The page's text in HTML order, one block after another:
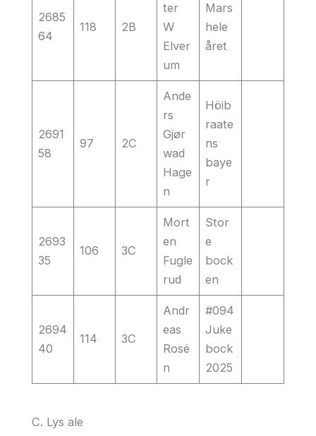
2685
64
118 2B
ter
W
Elver
um
Mars
hele
året
2691
58
97 2C
Ande
rs
Gjør
wad
Hage
n
Höib
raate
ns
baye
r
2693
35
106 3C
Mort
en
Fugle
rud
Stor
e
bock
en
2694
40
114 3C
Andr
eas
Rosé
n
#094
Juke
bock
2025
C. Lys ale